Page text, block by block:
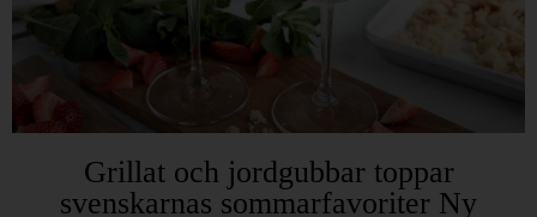
Grillat och jordgubbar toppar
svenskarnas sommarfavoriter Ny